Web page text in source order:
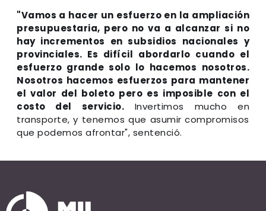
"Vamos a hacer un esfuerzo en la ampliación
presupuestaria, pero no va a alcanzar si no
hay incrementos en subsidios nacionales y
provinciales. Es difícil abordarlo cuando el
esfuerzo grande solo lo hacemos nosotros.
Nosotros hacemos esfuerzos para mantener
el valor del boleto pero es imposible con el
costo del servicio. Invertimos mucho en
transporte, y tenemos que asumir compromisos
que podemos afrontar", sentenció.